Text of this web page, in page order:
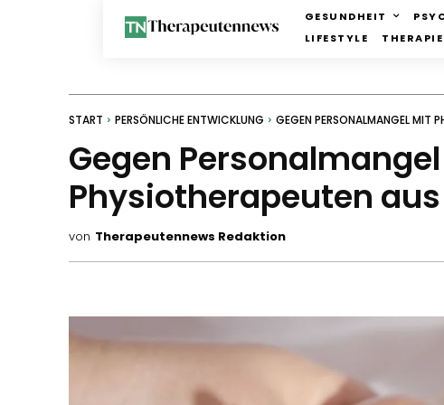
GESUNDHEIT
LIFESTYLE
START PERSÖNLICHE ENTWICKLUNG GEGEN PERSONALMANGEL MIT
Gegen
Physiotherapeuten
von Therapeutennews Redaktion